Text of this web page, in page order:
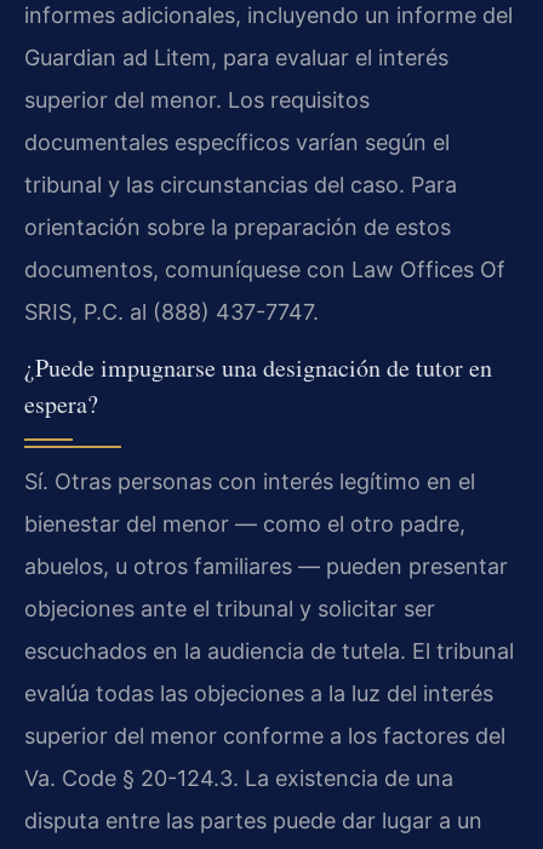
informes adicionales, incluyendo un informe del
Guardian ad Litem, para evaluar el interés
superior del menor. Los requisitos
documentales específicos varían según el
tribunal y las circunstancias del caso. Para
orientación sobre la preparación de estos
documentos, comuníquese con Law Offices Of
SRIS, P.C. al (888) 437-7747.
¿Puede impugnarse una designación de tutor en
espera?
Sí. Otras personas con interés legítimo en el
bienestar del menor — como el otro padre,
abuelos, u otros familiares — pueden presentar
objeciones ante el tribunal y solicitar ser
escuchados en la audiencia de tutela. El tribunal
evalúa todas las objeciones a la luz del interés
superior del menor conforme a los factores del
Va. Code § 20-124.3. La existencia de una
disputa entre las partes puede dar lugar a un